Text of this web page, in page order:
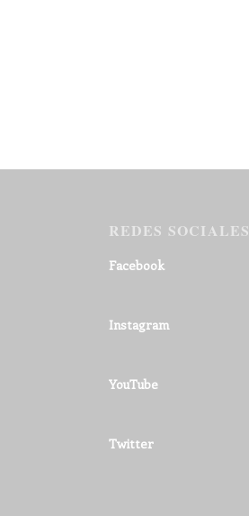
REDES SOCIALES
Facebook
Instagram
YouTube
Twitter